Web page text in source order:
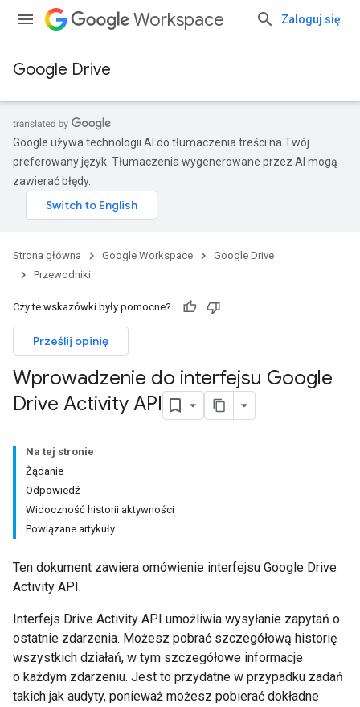
Workspace Zaloguj się
Google Drive
Google używa technologii AI do tłumaczenia treści na Twój
preferowany język. Tłumaczenia wygenerowane przez AI mogą
zawierać błędy.
Strona główna Google Workspace
Google Drive
Przewodniki
Czy te wskazówki były pomocne?
Prześlij opinię
Wprowadzenie do interfejsu Google
Drive Activity API
Na tej stronie
Żądanie
Odpowiedź
Widoczność historii aktywności
Powiązane artykuły
Ten dokument zawiera omówienie interfejsu Google Drive
Activity API.
Interfejs Drive Activity API umożliwia wysyłanie zapytań o
ostatnie zdarzenia. Możesz pobrać szczegółową historię
wszystkich działań, w tym szczegółowe informacje
o każdym zdarzeniu. Jest to przydatne w przypadku zadań
takich jak audyty, ponieważ możesz pobierać dokładne